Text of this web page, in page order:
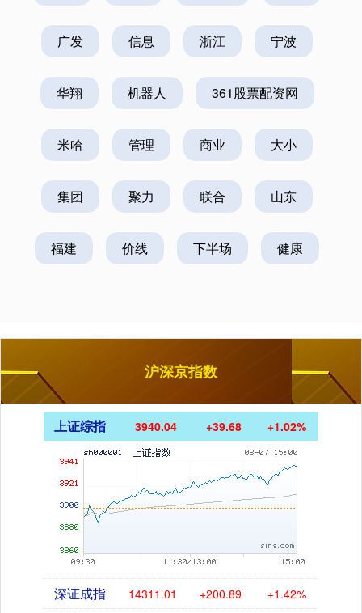
广发 信息 浙江 宁波
华翔 机器人 361股票配资网
米哈 管理 商业 大小
集团 聚力 联合 山东
福建 价线 下半场 健康
沪深京指数
上证综指 3940.04 +39.68 +1.02%
深证成指 14311.01 +200.89 +1.42%